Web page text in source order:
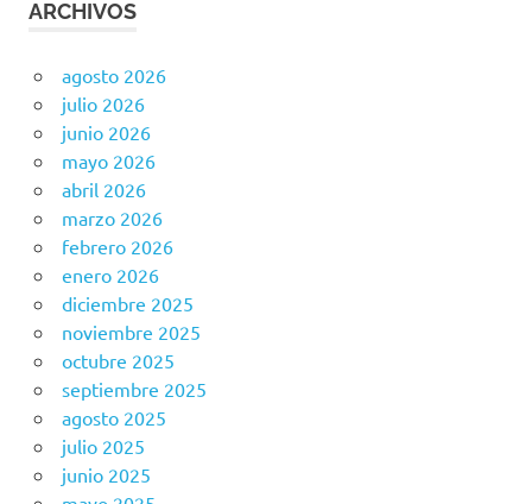
ARCHIVOS
agosto 2026
julio 2026
junio 2026
mayo 2026
abril 2026
marzo 2026
febrero 2026
enero 2026
diciembre 2025
noviembre 2025
octubre 2025
septiembre 2025
agosto 2025
julio 2025
junio 2025